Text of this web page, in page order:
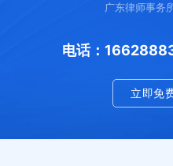
广东律师事务
电话：
立即免